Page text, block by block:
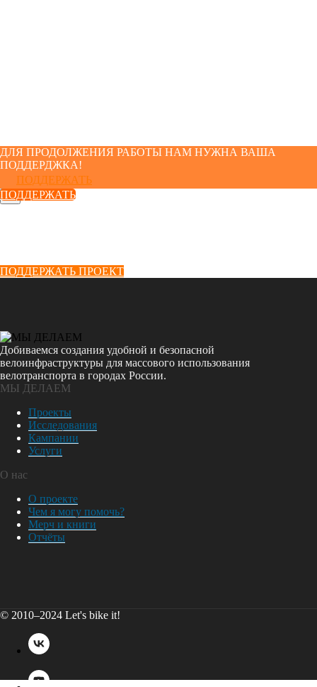
ДЛЯ ПРОДОЛЖЕНИЯ РАБОТЫ НАМ НУЖНА ВАША
ПОДДЕРДЖКА!
ПОДДЕРЖАТЬ
ПОДДЕРЖАТЬ
ПОДДЕРЖАТЬ ПРОЕКТ
Добиваемся создания удобной и безопасной
велоинфраструктуры для массового использования
велотранспорта в городах России.
МЫ ДЕЛАЕМ
Проекты
Исследования
Кампании
Услуги
О нас
О проекте
Чем я могу помочь?
Мерч и книги
Отчёты
© 2010–2024 Let's bike it!